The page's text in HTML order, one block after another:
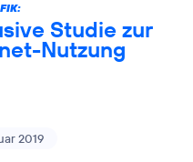
Studie zur
Nutzung
2019